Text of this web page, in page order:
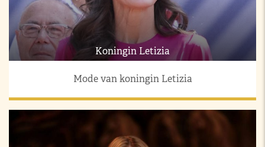
Koningin Letizia
Mode van koningin Letizia